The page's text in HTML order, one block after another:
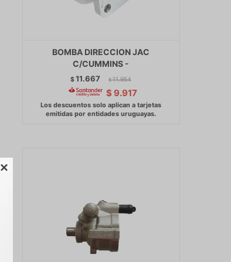

BOMBA DIRECCION JAC
C/CUMMINS -
$11.667 $ 11.954
$ 9.917